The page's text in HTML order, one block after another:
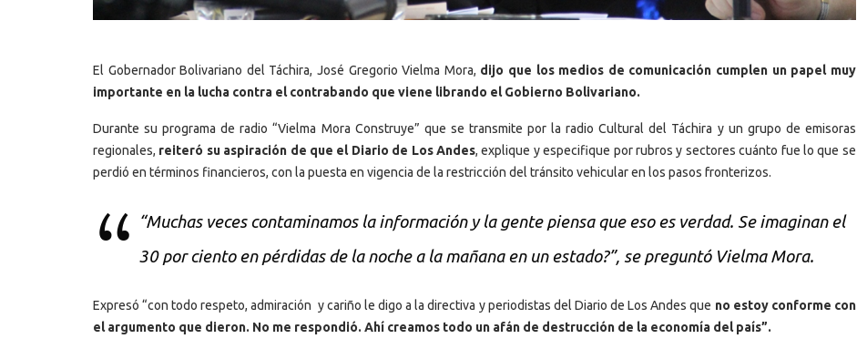
El Gobernador Bolivariano del Táchira, José Gregorio Vielma Mora, dijo que los medios de comunicación cumplen un papel muy
importante en la lucha contra el contrabando que viene librando el Gobierno Bolivariano.
Durante su programa de radio “Vielma Mora Construye” que se transmite por la radio Cultural del Táchira y un grupo de emisoras
regionales, reiteró su aspiración de que el Diario de Los Andes, explique y especifique por rubros y sectores cuánto fue lo que se
perdió en términos financieros, con la puesta en vigencia de la restricción del tránsito vehicular en los pasos fronterizos.
“Muchas veces contaminamos la información y la gente piensa que eso es verdad. Se imaginan el
30 por ciento en pérdidas de la noche a la mañana en un estado?”, se preguntó Vielma Mora.
Expresó “con todo respeto, admiración y cariño le digo a la directiva y periodistas del Diario de Los Andes que no estoy conforme con
el argumento que dieron. No me respondió. Ahí creamos todo un afán de destrucción de la economía del país”.